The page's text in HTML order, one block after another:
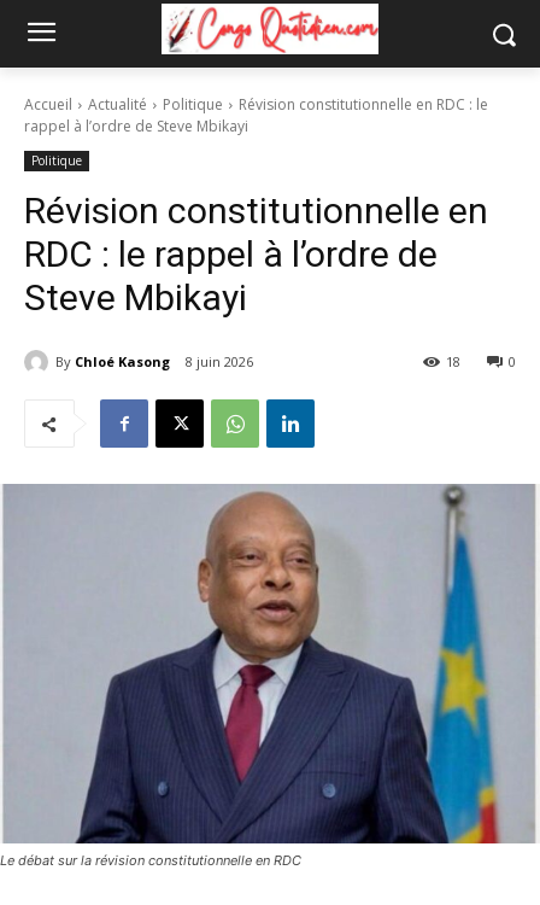
Accueil Actualité Politique
Révision constitutionnelle en RDC : le
rappel à l’ordre de Steve Mbikayi
Politique
Révision constitutionnelle en
RDC : le rappel à l’ordre de
Steve Mbikayi
By Chloé Kasong 8 juin 2026 0
18
Le débat sur la révision constitutionnelle en RDC